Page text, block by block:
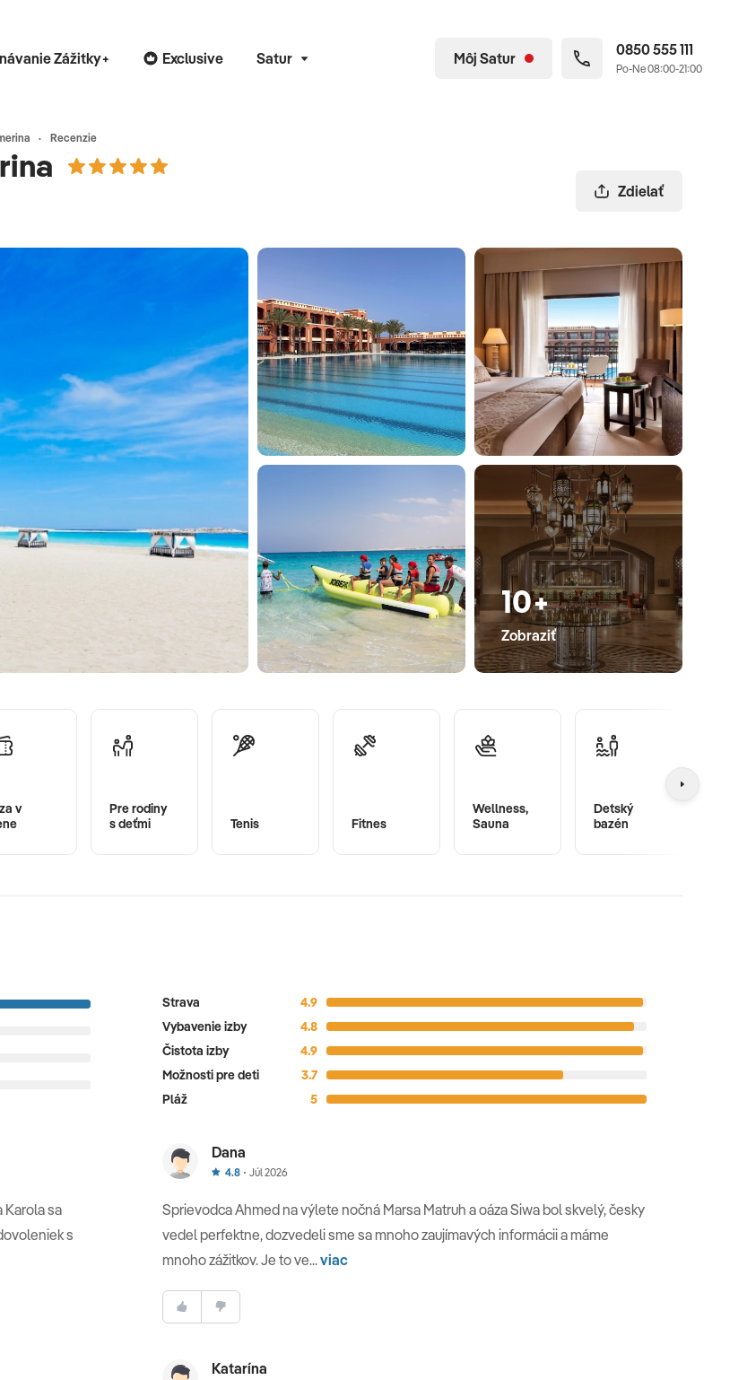
Zážitky+ Exclusive Satur Môj Satur 0850 555 111
Po-Ne 08:00-21:00
Recenzie
Zdielať
10+
Zobraziť
v
Pre rodiny
s deťmi
Tenis Fitnes
Wellness,
Sauna
Detský
bazén
Strava
4.9
Vybavenie izby
4.8
Čistota izby
4.9
Možnosti pre deti
3.7
Pláž
5
Karola sa
s
Dana
4.8 Júl 2026
Sprievodca Ahmed na výlete nočná Marsa Matruh a oáza Siwa bol skvelý, česky
vedel perfektne, dozvedeli sme sa mnoho zaujímavých informácii a máme
mnoho zážitkov. Je to ve...viac
Katarína